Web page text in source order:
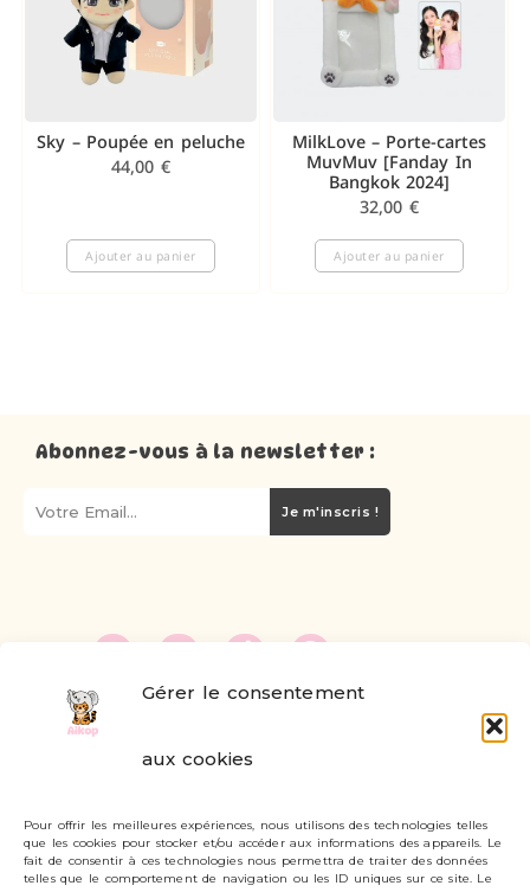
Gérer le consentement
aux cookies
Pour offrir les meilleures expériences, nous utilisons des technologies telles
que les cookies pour stocker et/ou accéder aux informations des appareils. Le
fait de consentir à ces technologies nous permettra de traiter des données
telles que le comportement de navigation ou les ID uniques sur ce site. Le
Sky – Poupée en peluche
44,00 €
Ajouter au panier
MilkLove – Porte-cartes
MuvMuv [Fanday In
Bangkok 2024]
32,00 €
Ajouter au panier
Abonnez-vous à la newsletter :
Je m'inscris !
Livraisons et retours
Mon compte